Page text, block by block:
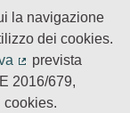
la navigazione
dei cookies.
(Collegamento
prevista
2016/679,
cookies.